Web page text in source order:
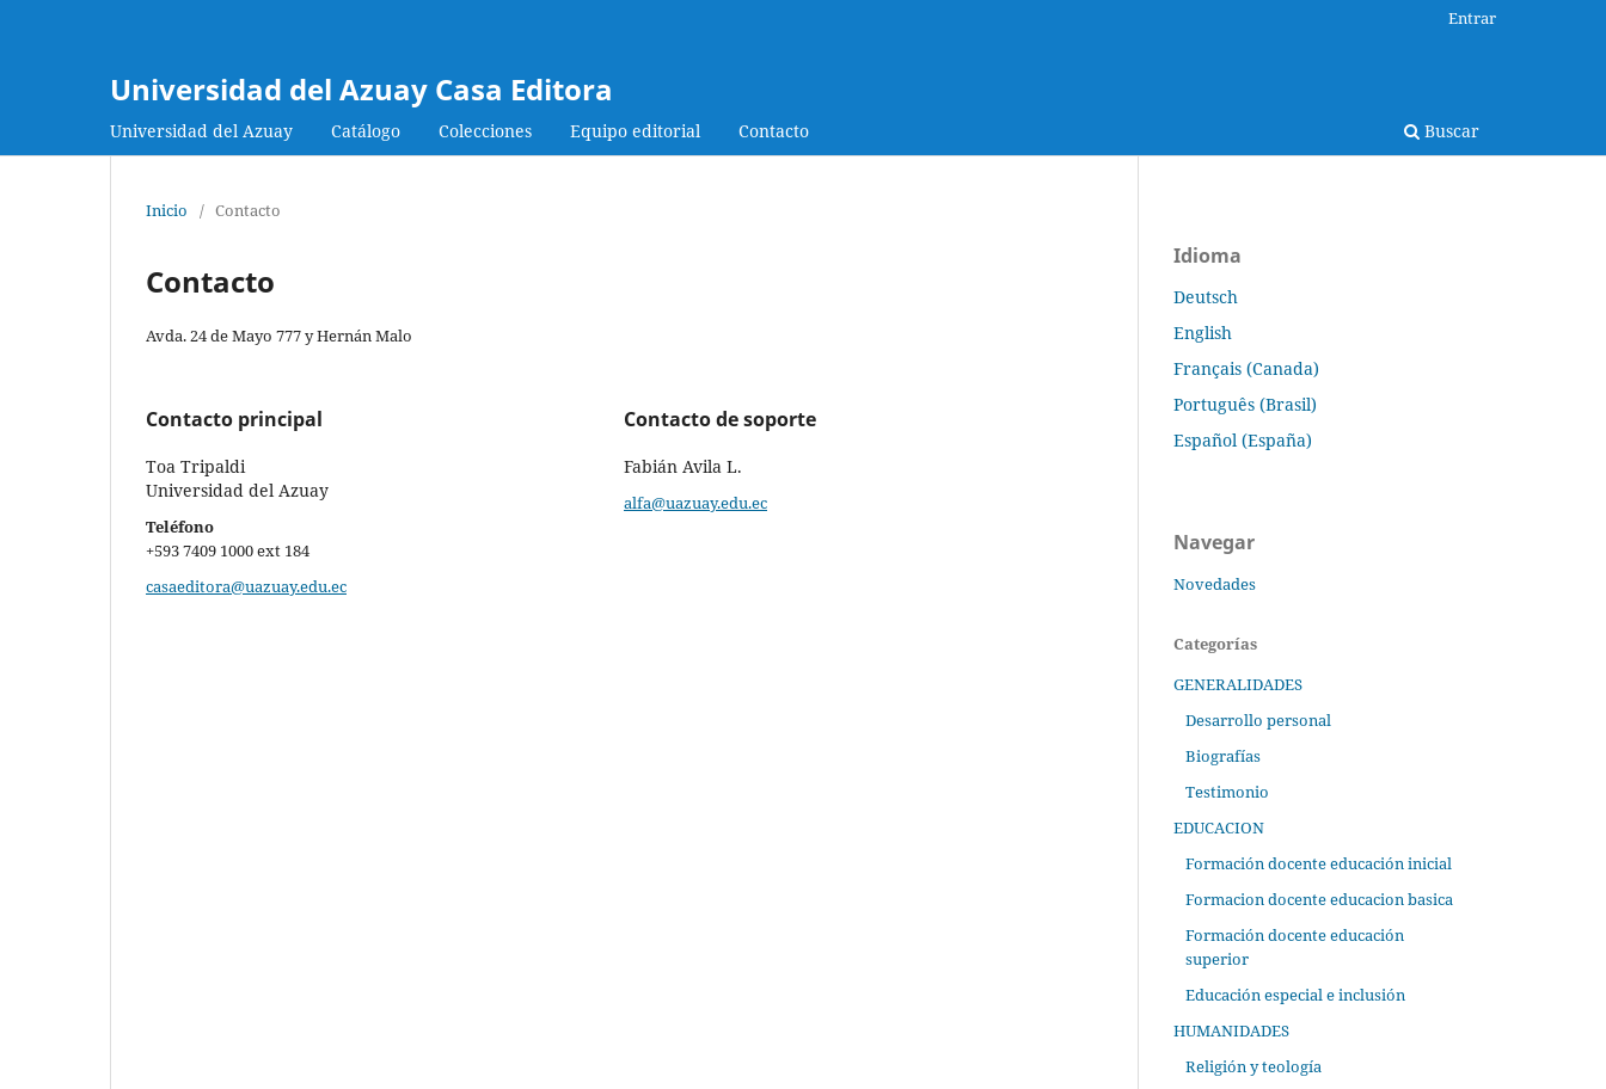
Universidad del Azuay Casa Editora
Universidad del Azuay Catálogo Colecciones Equipo editorial Contacto Buscar
Entrar
Inicio / Contacto
Contacto
Avda. 24 de Mayo 777 y Hernán Malo
Contacto principal
Toa Tripaldi
Universidad del Azuay
Teléfono
+593 7409 1000 ext 184
casaeditora@uazuay.edu.ec
Contacto de soporte
Fabián Avila L.
alfa@uazuay.edu.ec
Idioma
Deutsch
English
Français (Canada)
Português (Brasil)
Español (España)
Navegar
Novedades
Categorías
GENERALIDADES
Desarrollo personal
Biografías
Testimonio
EDUCACION
Formación docente educación inicial
Formacion docente educacion basica
Formación docente educación
superior
Educación especial e inclusión
HUMANIDADES
Religión y teología